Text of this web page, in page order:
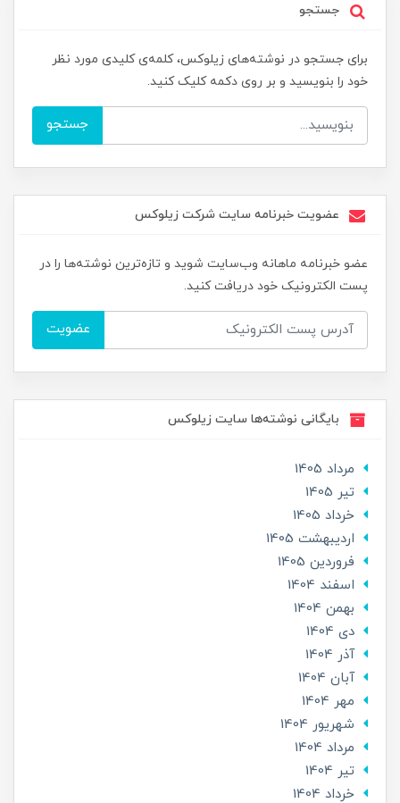
جستجو
برای جستجو در نوشته‌های زیلوکس، کلمه‌ی کلیدی مورد نظر
خود را بنویسید و بر روی دکمه کلیک کنید.
جستجو
عضویت خبرنامه سایت شرکت زیلوکس
عضو خبرنامه ماهانه وب‌سایت شوید و تازه‌ترین نوشته‌ها را در
پست الکترونیک خود دریافت کنید.
عضویت
بایگانی نوشته‌ها سایت زیلوکس
مرداد 1405
تير 1405
خرداد 1405
ارديبهشت 1405
فروردین 1405
اسفند 1404
بهمن 1404
دی 1404
آذر 1404
آبان 1404
مهر 1404
شهریور 1404
مرداد 1404
تير 1404
خرداد 1404